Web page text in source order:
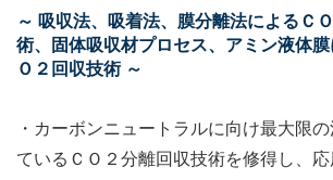
～ 吸収法、吸着法、膜分離法によるＣ
術、固体吸収材プロセス、アミン液体
Ｏ２回収技術 ～
・カーボンニュートラルに向け最大限
ているＣＯ２分離回収技術を修得し、